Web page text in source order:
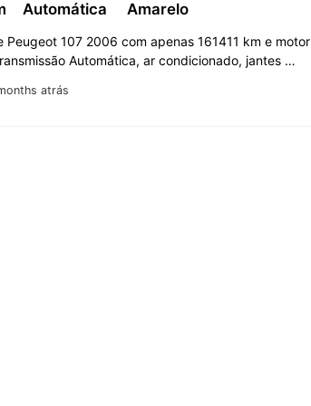
atrás
Automática Amarelo
107 2006 com apenas 161411 km e motor
Automática, ar condicionado, jantes …